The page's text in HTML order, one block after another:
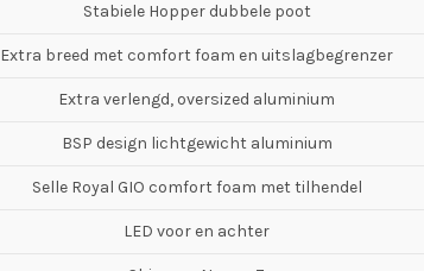
Stabiele Hopper dubbele poot
Extra breed met comfort foam en uitslagbegrenzer
Extra verlengd, oversized aluminium
BSP design lichtgewicht aluminium
Selle Royal GIO comfort foam met tilhendel
LED voor en achter